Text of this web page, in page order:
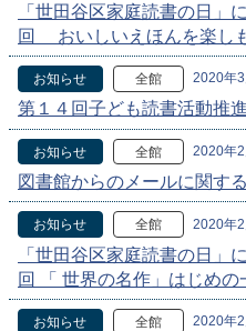
「世田谷区家庭読書の日
回 おいしいえほんを楽し
お知らせ 全館 2020年3
第１４回子ども読書活動推
お知らせ 全館 2020年2
図書館からのメールに関す
お知らせ 全館 2020年
「世田谷区家庭読書の日
回 「 世界の名作」はじめの
お知らせ 全館 2020年2